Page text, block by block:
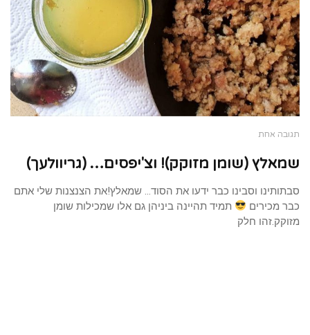
תגובה אחת
שמאלץ (שומן מזוקק)! וצ'יפסים… (גריוולעך)
סבתותינו וסבינו כבר ידעו את הסוד… שמאלץ!את הצנצנות שלי אתם
כבר מכירים
תמיד תהיינה ביניהן גם אלו שמכילות שומן
מזוקק.זהו חלק